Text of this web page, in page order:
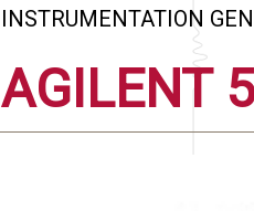
INSTRUMENTATION
AGILENT